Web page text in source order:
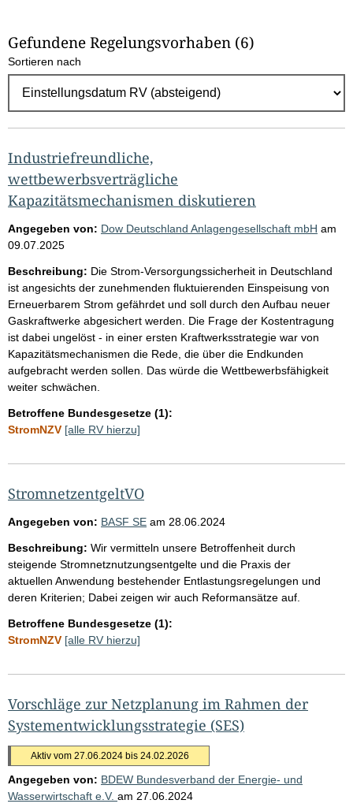
l
E
g
e
b
n
i
s
s
e
p
r
o
S
e
t
Gefundene Regelungsvorhaben (6)
Sortieren nach
Industriefreundliche,
wettbewerbsverträgliche
Kapazitätsmechanismen diskutieren
Angegeben von: Dow Deutschland Anlagengesellschaft mbH am
09.07.2025
Beschreibung: Die Strom-Versorgungssicherheit in Deutschland
ist angesichts der zunehmenden fluktuierenden Einspeisung von
Erneuerbarem Strom gefährdet und soll durch den Aufbau neuer
Gaskraftwerke abgesichert werden. Die Frage der Kostentragung
ist dabei ungelöst - in einer ersten Kraftwerksstrategie war von
Kapazitätsmechanismen die Rede, die über die Endkunden
aufgebracht werden sollen. Das würde die Wettbewerbsfähigkeit
weiter schwächen.
Betroffene Bundesgesetze (1):
StromNZV [alle RV hierzu]
StromnetzentgeltVO
Angegeben von: BASF SE am 28.06.2024
Beschreibung: Wir vermitteln unsere Betroffenheit durch
steigende Stromnetznutzungsentgelte und die Praxis der
aktuellen Anwendung bestehender Entlastungsregelungen und
deren Kriterien; Dabei zeigen wir auch Reformansätze auf.
Betroffene Bundesgesetze (1):
StromNZV [alle RV hierzu]
Vorschläge zur Netzplanung im Rahmen der
Systementwicklungsstrategie (SES)
Aktiv vom 27.06.2024 bis 24.02.2026
Angegeben von: BDEW Bundesverband der Energie- und
Wasserwirtschaft e.V. am 27.06.2024